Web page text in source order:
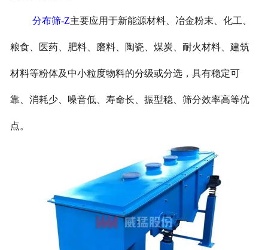
分布筛-Z主要应用于新能源材料、冶金粉末、化工、
粮食、医药、肥料、磨料、陶瓷、煤炭、耐火材料、建筑
材料等粉体及中小粒度物料的分级或分选，具有稳定可
靠、消耗少、噪音低、寿命长、振型稳、筛分效率高等优
点。